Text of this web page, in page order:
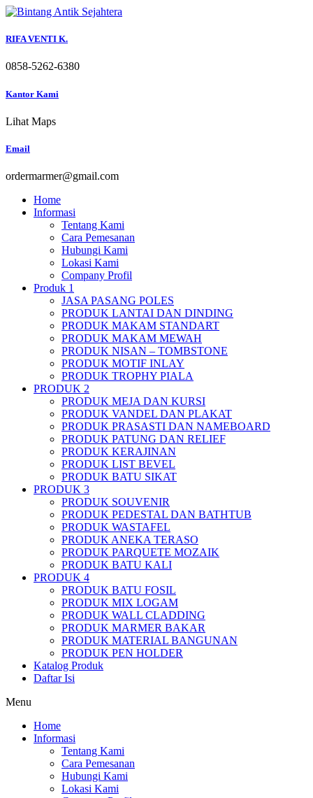
Skip
content
RIFA VENTI K.
0858-5262-6380
Kantor Kami
Lihat Maps
Email
ordermarmer@gmail.com
Home
Informasi
Tentang Kami
Cara Pemesanan
Hubungi Kami
Lokasi Kami
Company Profil
Produk 1
JASA PASANG POLES
PRODUK LANTAI DAN DINDING
PRODUK MAKAM STANDART
PRODUK MAKAM MEWAH
PRODUK NISAN – TOMBSTONE
PRODUK MOTIF INLAY
PRODUK TROPHY PIALA
PRODUK 2
PRODUK MEJA DAN KURSI
PRODUK VANDEL DAN PLAKAT
PRODUK PRASASTI DAN NAMEBOARD
PRODUK PATUNG DAN RELIEF
PRODUK KERAJINAN
PRODUK LIST BEVEL
PRODUK BATU SIKAT
PRODUK 3
PRODUK SOUVENIR
PRODUK PEDESTAL DAN BATHTUB
PRODUK WASTAFEL
PRODUK ANEKA TERASO
PRODUK PARQUETE MOZAIK
PRODUK BATU KALI
PRODUK 4
PRODUK BATU FOSIL
PRODUK MIX LOGAM
PRODUK WALL CLADDING
PRODUK MARMER BAKAR
PRODUK MATERIAL BANGUNAN
PRODUK PEN HOLDER
Katalog Produk
Daftar Isi
Menu
Home
Informasi
Tentang Kami
Cara Pemesanan
Hubungi Kami
Lokasi Kami